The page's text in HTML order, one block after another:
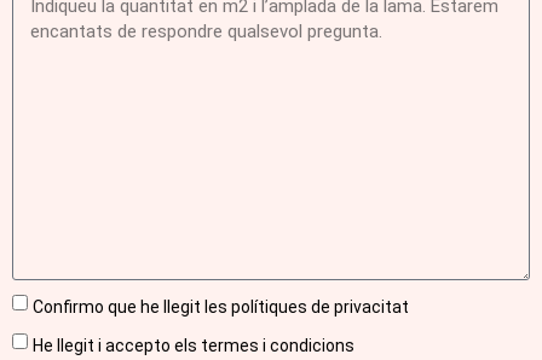
Confirmo que he llegit les polítiques de privacitat
He llegit i accepto els termes i condicions